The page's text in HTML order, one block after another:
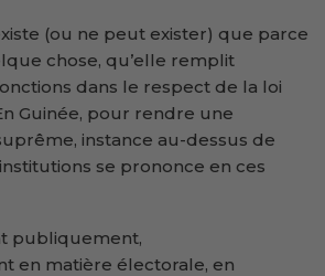
(ou ne peut exister) que parce
chose, qu’elle remplit
dans le respect de la loi
Guinée, pour rendre une
instance au-dessus de
se prononce en ces
publiquement,
en matière électorale, en